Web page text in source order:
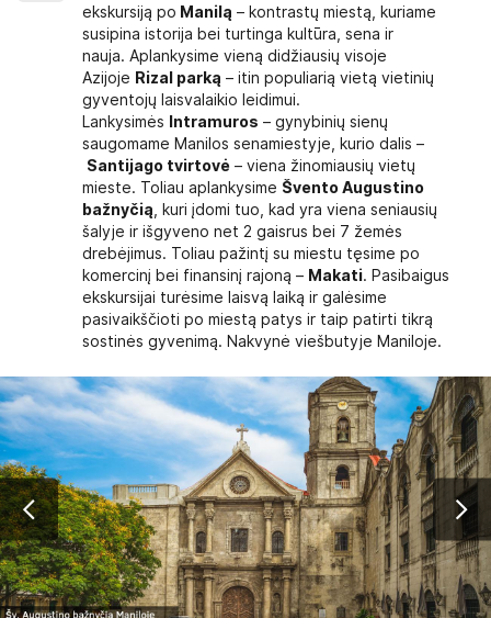
ekskursiją po Manilą – kontrastų miestą, kuriame
susipina istorija bei turtinga kultūra, sena ir
nauja. Aplankysime vieną didžiausių visoje
Azijoje Rizal parką – itin populiarią vietą vietinių
gyventojų laisvalaikio leidimui.
Lankysimės
Intramuros – gynybinių sienų
saugomame Manilos senamiestyje, kurio dalis –
Santijago tvirtovė – viena žinomiausių vietų
mieste. Toliau aplankysime Švento Augustino
bažnyčią , kuri įdomi tuo, kad yra viena seniausių
šalyje ir išgyveno net 2 gaisrus bei 7 žemės
drebėjimus. Toliau pažintį su miestu tęsime po
komercinį bei finansinį rajoną – Makati. Pasibaigus
ekskursijai turėsime laisvą laiką ir galėsime
pasivaikščioti po miestą patys ir taip patirti tikrą
sostinės gyvenimą. Nakvynė viešbutyje Maniloje.